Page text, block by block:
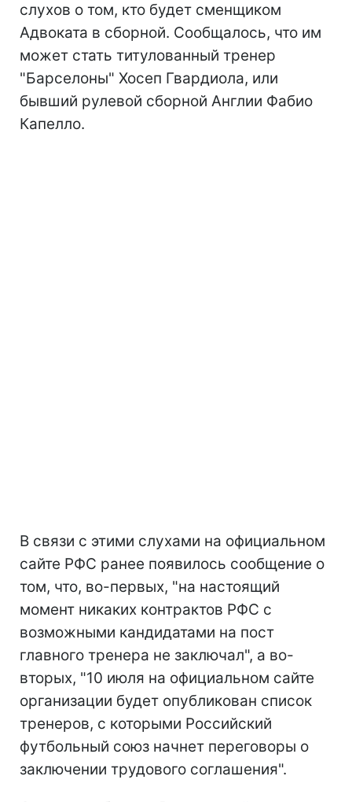
слухов о том, кто будет сменщиком
Адвоката в сборной. Сообщалось, что им
может стать титулованный тренер
"Барселоны" Хосеп Гвардиола, или
бывший рулевой сборной Англии Фабио
Капелло.
В связи с этими слухами на официальном
сайте РФС ранее появилось сообщение о
том, что, во-первых, "на настоящий
момент никаких контрактов РФС с
возможными кандидатами на пост
главного тренера не заключал", а во-
вторых, "10 июля на официальном сайте
организации будет опубликован список
тренеров, с которыми Российский
футбольный союз начнет переговоры о
заключении трудового соглашения".